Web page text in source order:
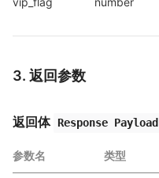
3. 返回参数
返回体 Response Payload
参数名 类型